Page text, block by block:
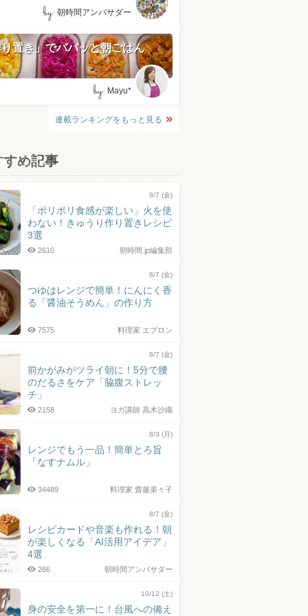
by: 朝時間アンバサダー
置き」でパパッと朝ごはん
by: Mayu*
連載ランキングをもっと見る
すめ記事
8/7 (金)
「ポリポリ食感が楽しい」火を使
わない！きゅうり作り置きレシピ
3選
朝時間.jp編集部
2610
8/7 (金)
つゆはレンジで簡単！にんにく香
る「醤油そうめん」の作り方
料理家 エプロン
7575
8/7 (金)
前かがみがツライ朝に！5分で腰
のだるさをケア「脇腹ストレッ
チ」
ヨガ講師 高木沙織
2158
8/3 (月)
レンジでもう一品！簡単とろ旨
「なすナムル」
料理家 齋藤菜々子
34489
8/7 (金)
レシピカードや音楽も作れる！朝
が楽しくなる「AI活用アイデア」
4選
朝時間アンバサダー
266
10/12 (土)
身の安全を第一に！台風への備え